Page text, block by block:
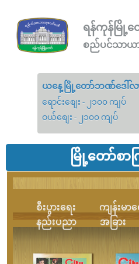
ရန်ကုန်မြို့တ
စည်ပင်သာယ
ယနေ့မြို့တော်ဘဏ်ဒေါ်လာ
ရောင်းစျေး - ၂၁၀၀ ကျပ်
ဝယ်စျေး - ၂၁၀၀ ကျပ်
မြို့တော်စ
စီးပွားရေး ကျန်းမာရ
နည်းပညာ
အခြား